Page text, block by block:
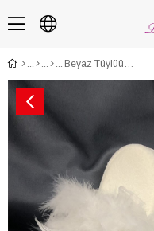
Beyaz Tüylüü Bride Gelin Terliği ve Taç Seti